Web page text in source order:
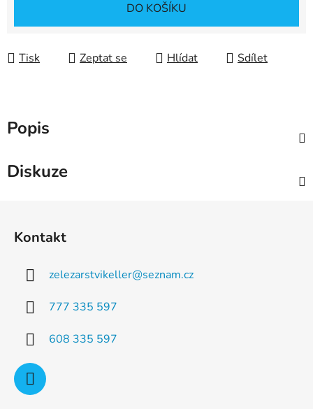
DO KOŠÍKU
Tisk Zeptat se Hlídat Sdílet
Popis
Diskuze
Kontakt
zelezarstvikeller@seznam.cz
777 335 597
608 335 597